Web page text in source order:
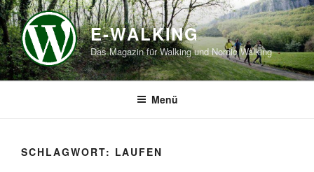
Zum
Inhalt
springen
E-WALKING
Das Magazin für Walking und Nordic Walking
Menü
SCHLAGWORT: LAUFEN